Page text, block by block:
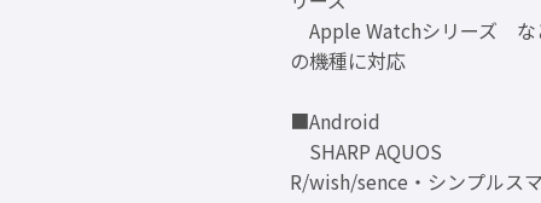
Apple Watchシリーズ な
の機種に対応
■Android
SHARP AQUOS
R/wish/sence・シンプルス